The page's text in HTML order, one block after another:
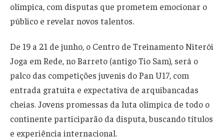
olímpica, com disputas que prometem emocionar o
público e revelar novos talentos.
De 19 a 21 de junho, o Centro de Treinamento Niterói
Joga em Rede, no Barreto (antigo Tio Sam), será o
palco das competições juvenis do Pan U17, com
entrada gratuita e expectativa de arquibancadas
cheias. Jovens promessas da luta olímpica de todo o
continente participarão da disputa, buscando títulos
e experiência internacional.